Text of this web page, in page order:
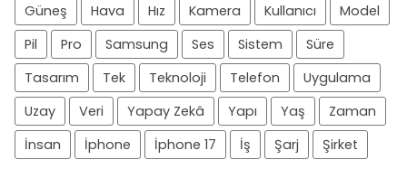
Güneş
Hava Hız Kamera Kullanıcı
Model
Pil
Pro Samsung Ses Sistem
Süre
Tasarım
Tek Teknoloji Telefon
Uygulama
Uzay
Veri Yapay Zekâ Yapı Yaş
Zaman
İnsan
İphone İphone 17 İş Şarj Şirket